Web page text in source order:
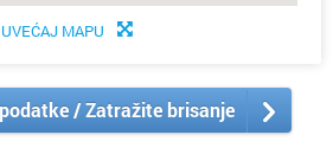
UVEĆAJ MAPU
/ Zatražite brisanje